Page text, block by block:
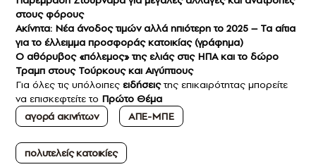
στους φόρους
Ακίνητα: Νέα άνοδος τιμών αλλά ηπιότερη το 2025 – Τα αίτια
για το έλλειμμα προσφοράς κατοικίας (γράφημα)
Ο αθόρυβος «πόλεμος» της ελιάς στις ΗΠΑ και τo δώρο
Τραμπ στους Τούρκους και Αιγύπτιους
Για όλες τις υπόλοιπες ειδήσειςτης επικαιρότητας μπορείτε
να επισκεφτείτε το Πρώτο Θέμα
αγορά ακινήτων
ΑΠΕ-ΜΠΕ
πολυτελείς κατοικίες